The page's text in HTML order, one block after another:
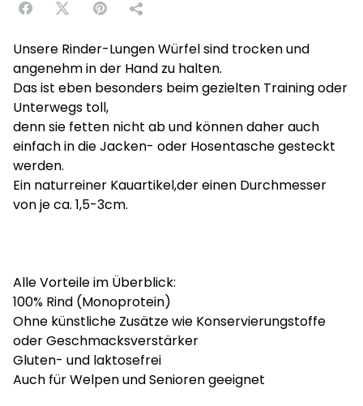
Unsere Rinder-Lungen Würfel sind trocken und
angenehm in der Hand zu halten.
Das ist eben besonders beim gezielten Training oder
Unterwegs toll,
denn sie fetten nicht ab und können daher auch
einfach in die Jacken- oder Hosentasche gesteckt
werden.
Ein naturreiner Kauartikel,der einen Durchmesser
von je ca. 1,5-3cm.
Alle Vorteile im Überblick:
100% Rind (Monoprotein)
Ohne künstliche Zusätze wie Konservierungstoffe
oder Geschmacksverstärker
Gluten- und laktosefrei
Auch für Welpen und Senioren geeignet